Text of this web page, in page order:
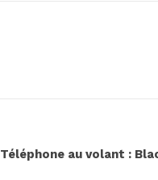
Téléphone au volant :